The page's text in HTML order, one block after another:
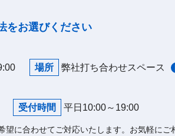
をお選びください
場所 弊社打ち合わせスペース
受付時間 平日10:00～19:00
に合わせてご対応いたします。お気軽にご